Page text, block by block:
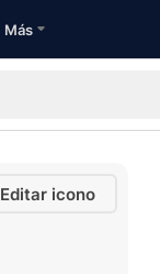
Más
Editar icono